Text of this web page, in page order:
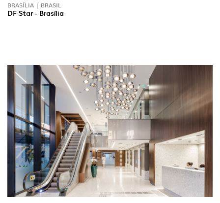
BRASÍLIA | BRASIL
DF Star - Brasília